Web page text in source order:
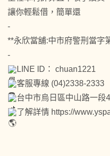
讓你輕鬆借，簡單還
-
**永欣當舖:中市府警刑當字
-
LINE ID： chuan1221
客服專線 (04)2338-2333
台中市烏日區中山路一段
了解詳情 https://